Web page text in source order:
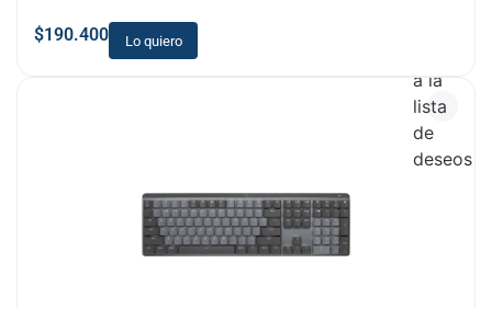
$190.400 Lo quiero
a la
lista
de
deseos